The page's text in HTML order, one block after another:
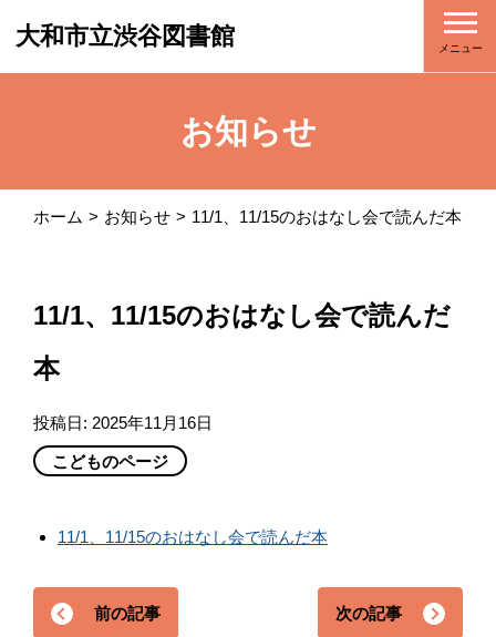
大和市立渋谷図書館 メニュー
お知らせ
ホーム お知らせ 11/1、11/15のおはなし会で読んだ本
11/1、11/15のおはなし会で読んだ
本
投稿日: 2025年11月16日
こどものページ
11/1、11/15のおはなし会で読んだ本
前の記事 次の記事